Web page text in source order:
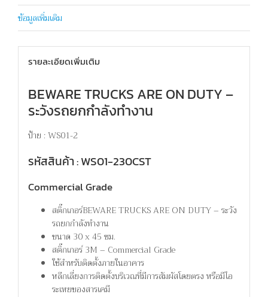
ข้อมูลเพิ่มเติม
รายละเอียดเพิ่มเติม
BEWARE TRUCKS ARE ON DUTY –
ระวังรถยกกำลังทำงาน
ป้าย : WS01-2
รหัสสินค้า : WS01-230CST
Commercial Grade
สติ๊กเกอร์BEWARE TRUCKS ARE ON DUTY – ระวัง
รถยกกำลังทำงาน
ขนาด 30 x 45 ซม.
สติ๊กเกอร์ 3M – Commercial Grade
ใช้สำหรับติดตั้งภายในอาคาร
หลีกเลี่ยงการติดตั้งบริเวณที่มีการสัมผัสโดยตรง หรือมีไอ
ระเหยของสารเคมี